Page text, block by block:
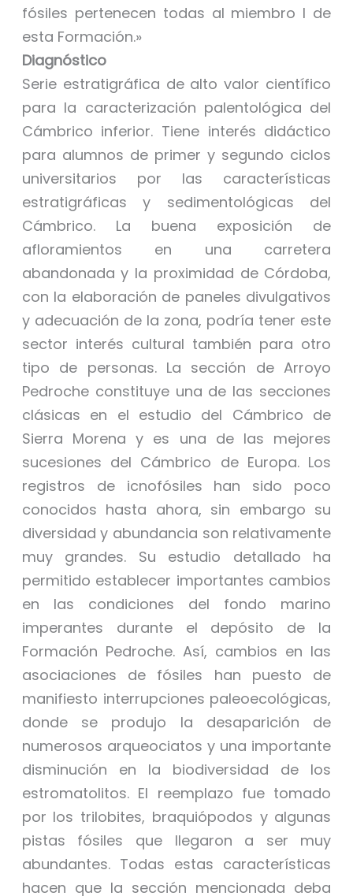
fósiles pertenecen todas al miembro I de
esta Formación.»
Diagnóstico
Serie estratigráfica de alto valor científico
para la caracterización palentológica del
Cámbrico inferior. Tiene interés didáctico
para alumnos de primer y segundo ciclos
universitarios por las características
estratigráficas y sedimentológicas del
Cámbrico. La buena exposición de
afloramientos en una carretera
abandonada y la proximidad de Córdoba,
con la elaboración de paneles divulgativos
y adecuación de la zona, podría tener este
sector interés cultural también para otro
tipo de personas. La sección de Arroyo
Pedroche constituye una de las secciones
clásicas en el estudio del Cámbrico de
Sierra Morena y es una de las mejores
sucesiones del Cámbrico de Europa. Los
registros de icnofósiles han sido poco
conocidos hasta ahora, sin embargo su
diversidad y abundancia son relativamente
muy grandes. Su estudio detallado ha
permitido establecer importantes cambios
en las condiciones del fondo marino
imperantes durante el depósito de la
Formación Pedroche. Así, cambios en las
asociaciones de fósiles han puesto de
manifiesto interrupciones paleoecológicas,
donde se produjo la desaparición de
numerosos arqueociatos y una importante
disminución en la biodiversidad de los
estromatolitos. El reemplazo fue tomado
por los trilobites, braquiópodos y algunas
pistas fósiles que llegaron a ser muy
abundantes. Todas estas características
hacen que la sección mencionada deba